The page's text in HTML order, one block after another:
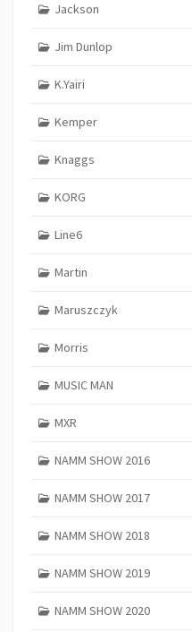
Jackson
Jim Dunlop
K.Yairi
Kemper
Knaggs
KORG
Line6
Martin
Maruszczyk
Morris
MUSIC MAN
MXR
NAMM SHOW 2016
NAMM SHOW 2017
NAMM SHOW 2018
NAMM SHOW 2019
NAMM SHOW 2020